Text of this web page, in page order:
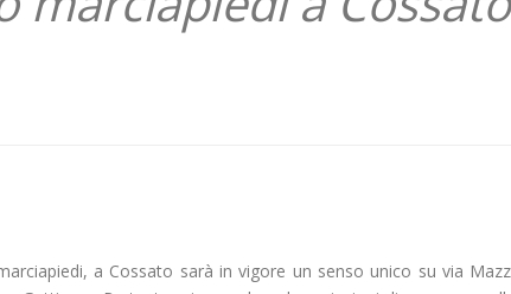
a Cossato sarà in vigore un senso unico su via